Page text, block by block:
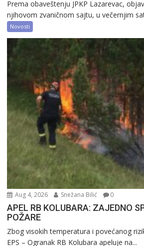
Prema obaveštenju JPKP Lazarevac,
njihovom zvaničnom sajtu, u večernjim
Novosti
Aug 4, 2026 Snežana Bilić 0
APEL RB KOLUBARA: ZAJEDNO
POŽARE
Zbog visokih temperatura i povećanog
EPS – Ogranak RB Kolubara apeluje na...